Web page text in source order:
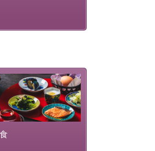
おります。
参拝バス（事前予約制）
した和食膳に使わ
、諏訪の名産品を
取り入れ、安心・
けた長野県産...